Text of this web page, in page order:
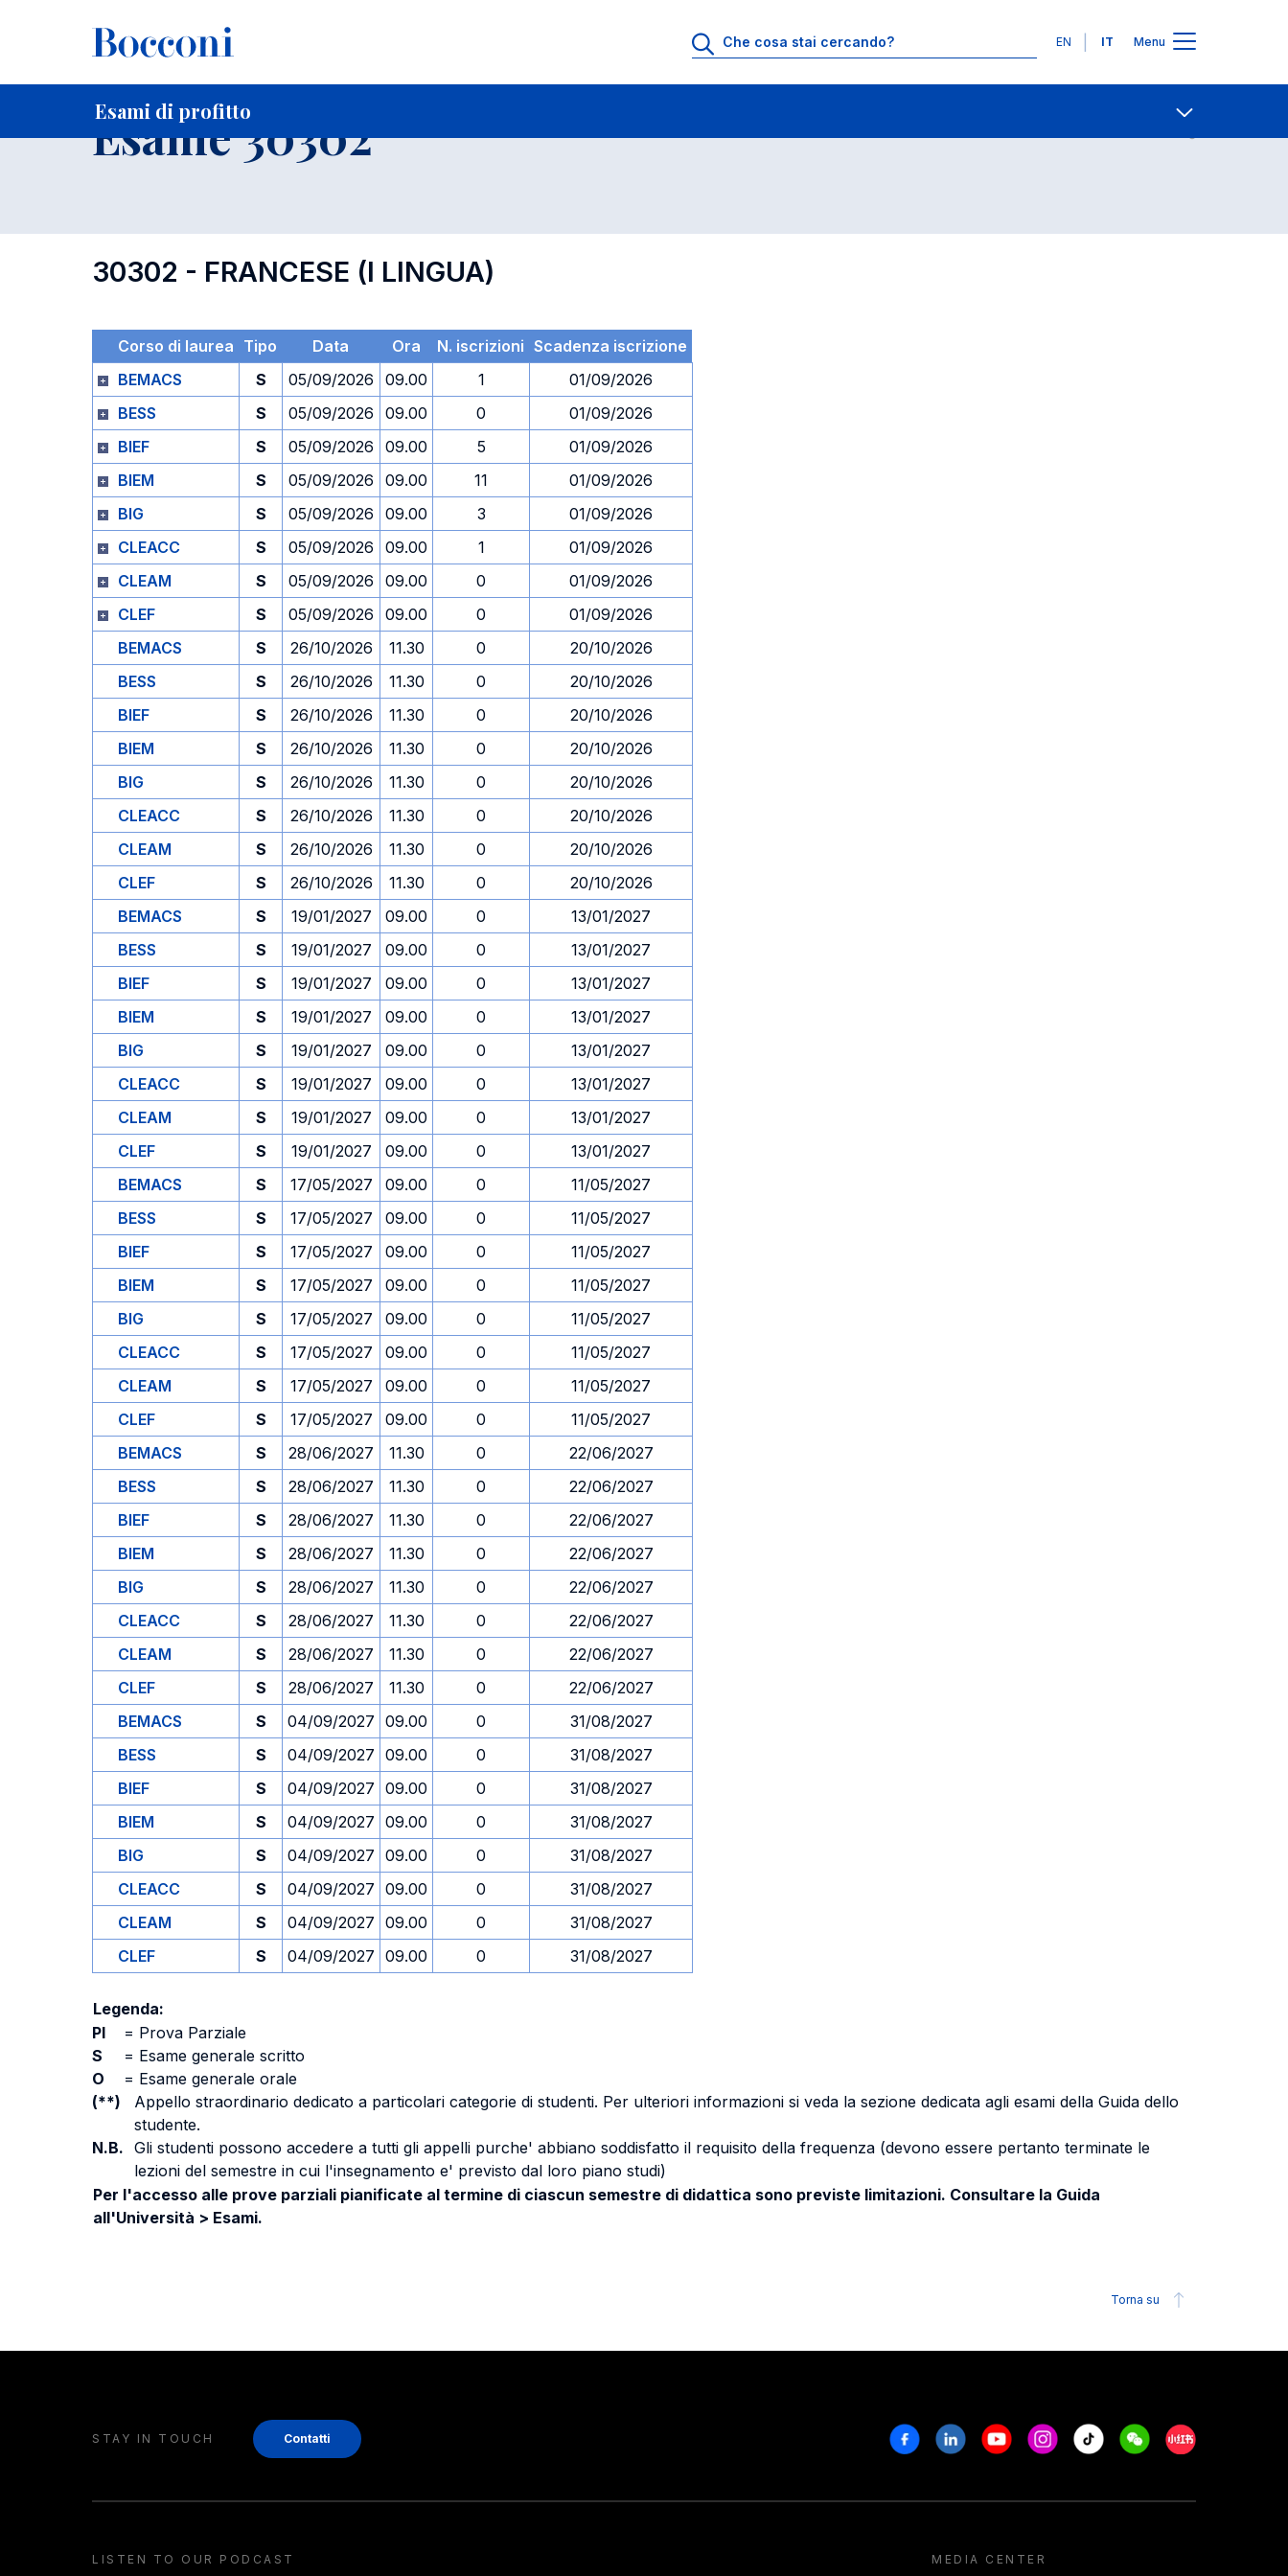
Lingue
EN IT Menu
Esami di profitto
Home Per studenti iscritti Contatti
Esame 30302
30302 - FRANCESE (I LINGUA)
Corso di laurea Tipo Data Ora N. iscrizioni Scadenza iscrizione
BEMACS
S 05/09/2026 09.00 1
01/09/2026
BESS
S 05/09/2026 09.00 0
01/09/2026
BIEF
S 05/09/2026 09.00 5
01/09/2026
BIEM
S 05/09/2026 09.00 11
01/09/2026
BIG
S 05/09/2026 09.00 3
01/09/2026
CLEACC
S 05/09/2026 09.00 1
01/09/2026
CLEAM
S 05/09/2026 09.00 0
01/09/2026
CLEF
S 05/09/2026 09.00 0
01/09/2026
BEMACS
S 26/10/2026 11.30 0
20/10/2026
BESS
S 26/10/2026 11.30 0
20/10/2026
BIEF
S 26/10/2026 11.30 0
20/10/2026
BIEM
S 26/10/2026 11.30 0
20/10/2026
BIG
S 26/10/2026 11.30 0
20/10/2026
CLEACC
S 26/10/2026 11.30 0
20/10/2026
CLEAM
S 26/10/2026 11.30 0
20/10/2026
CLEF
S 26/10/2026 11.30 0
20/10/2026
BEMACS
S 19/01/2027 09.00 0
13/01/2027
BESS
S 19/01/2027 09.00 0
13/01/2027
BIEF
S 19/01/2027 09.00 0
13/01/2027
BIEM
S 19/01/2027 09.00 0
13/01/2027
BIG
S 19/01/2027 09.00 0
13/01/2027
CLEACC
S 19/01/2027 09.00 0
13/01/2027
CLEAM
S 19/01/2027 09.00 0
13/01/2027
CLEF
S 19/01/2027 09.00 0
13/01/2027
BEMACS
S 17/05/2027 09.00 0
11/05/2027
BESS
S 17/05/2027 09.00 0
11/05/2027
BIEF
S 17/05/2027 09.00 0
11/05/2027
BIEM
S 17/05/2027 09.00 0
11/05/2027
BIG
S 17/05/2027 09.00 0
11/05/2027
CLEACC
S 17/05/2027 09.00 0
11/05/2027
CLEAM
S 17/05/2027 09.00 0
11/05/2027
CLEF
S 17/05/2027 09.00 0
11/05/2027
BEMACS
S 28/06/2027 11.30 0
22/06/2027
BESS
S 28/06/2027 11.30 0
22/06/2027
BIEF
S 28/06/2027 11.30 0
22/06/2027
BIEM
S 28/06/2027 11.30 0
22/06/2027
BIG
S 28/06/2027 11.30 0
22/06/2027
CLEACC
S 28/06/2027 11.30 0
22/06/2027
CLEAM
S 28/06/2027 11.30 0
22/06/2027
CLEF
S 28/06/2027 11.30 0
22/06/2027
BEMACS
S 04/09/2027 09.00 0
31/08/2027
BESS
S 04/09/2027 09.00 0
31/08/2027
BIEF
S 04/09/2027 09.00 0
31/08/2027
BIEM
S 04/09/2027 09.00 0
31/08/2027
BIG
S 04/09/2027 09.00 0
31/08/2027
CLEACC
S 04/09/2027 09.00 0
31/08/2027
CLEAM
S 04/09/2027 09.00 0
31/08/2027
CLEF
S 04/09/2027 09.00 0 31/08/2027
Legenda:
PI
= Prova Parziale
S
= Esame generale scritto
O
= Esame generale orale
(**)
Appello straordinario dedicato a particolari categorie di studenti. Per ulteriori informazioni si veda la sezione dedicata agli esami della Guida dello
studente.
N.B. Gli studenti possono accedere a tutti gli appelli purche' abbiano soddisfatto il requisito della frequenza (devono essere pertanto terminate le
lezioni del semestre in cui l'insegnamento e' previsto dal loro piano studi)
Per l'accesso alle prove parziali pianificate al termine di ciascun semestre di didattica sono previste limitazioni. Consultare la Guida
all'Università > Esami.
Torna su
STAY IN TOUCH Contatti FacebookLinkedinYoutubeInstagram
Tiktok WeechatXiaohongshu/
LISTEN TO OUR PODCAST MEDIA CENTER